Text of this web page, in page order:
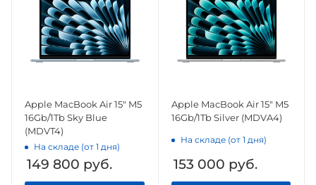
Apple MacBook Air 15" M5
16Gb/1Tb Sky Blue
(MDVT4)
На складе (от 1 дня)
149 800 руб.
Apple MacBook Air 15" M5
16Gb/1Tb Silver (MDVA4)
На складе (от 1 дня)
153 000 руб.